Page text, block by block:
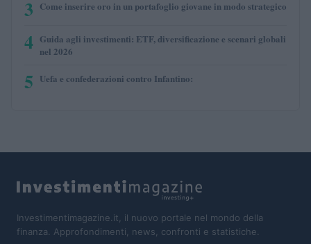
3 Come inserire oro in un portafoglio giovane in modo strategico
4 Guida agli investimenti: ETF, diversificazione e scenari globali
nel 2026
5 Uefa e confederazioni contro Infantino:
Investimentimagazine.it, il nuovo portale nel mondo della
finanza. Approfondimenti, news, confronti e statistiche.